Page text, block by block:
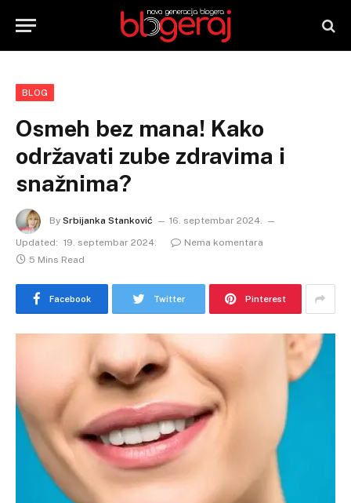
BLOG
Osmeh bez mana! Kako
održavati zube zdravima i
snažnima?
By Srbijanka Stanković
16. septembar 2024.
Updated: 19. septembar 2024.
Nema komentara
5 Mins Read
Facebook Twitter Pinterest